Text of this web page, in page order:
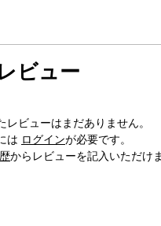
ビュー
レビューはまだありません。
は ログインが必要です。
からレビューを記入いただけま